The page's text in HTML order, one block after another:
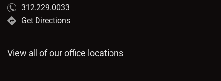
312.229.0033
Get Directions
View all of our office locations